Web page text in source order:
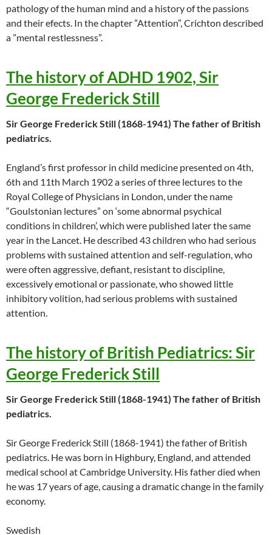
pathology of the human mind and a history of the passions
and their efects. In the chapter ”Attention”, Crichton described
a ”mental restlessness”.
The history of ADHD 1902, Sir
George Frederick Still
Sir George Frederick Still (1868-1941) The father of British
pediatrics.
England’s first professor in child medicine presented on 4th,
6th and 11th March 1902 a series of three lectures to the
Royal College of Physicians in London, under the name
“Goulstonian lectures” on ‘some abnormal psychical
conditions in children’, which were published later the same
year in the Lancet. He described 43 children who had serious
problems with sustained attention and self-regulation, who
were often aggressive, defiant, resistant to discipline,
excessively emotional or passionate, who showed little
inhibitory volition, had serious problems with sustained
attention.
The history of British Pediatrics: Sir
George Frederick Still
Sir George Frederick Still (1868-1941) The father of British
pediatrics.
Sir George Frederick Still (1868-1941) the father of British
pediatrics. He was born in Highbury, England, and attended
medical school at Cambridge University. His father died when
he was 17 years of age, causing a dramatic change in the family
economy.
Swedish